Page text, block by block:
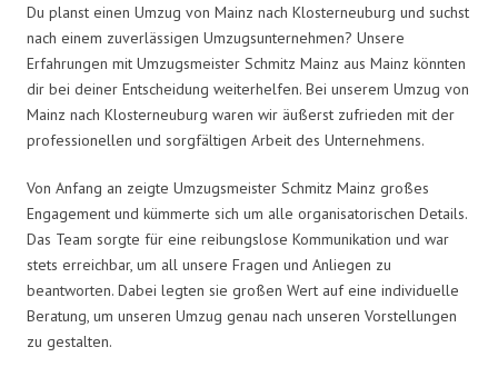
Du planst einen Umzug von Mainz nach Klosterneuburg und suchst
nach einem zuverlässigen Umzugsunternehmen? Unsere
Erfahrungen mit Umzugsmeister Schmitz Mainz aus Mainz könnten
dir bei deiner Entscheidung weiterhelfen. Bei unserem Umzug von
Mainz nach Klosterneuburg waren wir äußerst zufrieden mit der
professionellen und sorgfältigen Arbeit des Unternehmens.
Von Anfang an zeigte Umzugsmeister Schmitz Mainz großes
Engagement und kümmerte sich um alle organisatorischen Details.
Das Team sorgte für eine reibungslose Kommunikation und war
stets erreichbar, um all unsere Fragen und Anliegen zu
beantworten. Dabei legten sie großen Wert auf eine individuelle
Beratung, um unseren Umzug genau nach unseren Vorstellungen
zu gestalten.